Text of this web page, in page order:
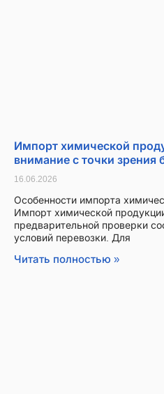
Импорт химической
внимание с точки зрения
16.06.2026
Особенности импорта
Импорт химической
предварительной проверки
условий перевозки. Для
Читать полностью »